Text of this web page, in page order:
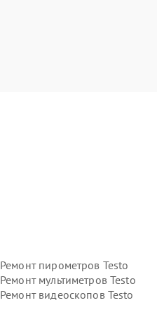
Ремонт пирометров Testo
Ремонт мультиметров Testo
Ремонт видеоскопов Testo